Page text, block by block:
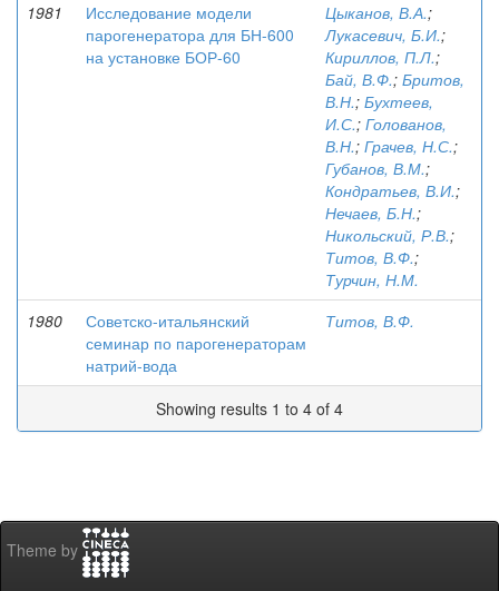
1981
Исследование модели
парогенератора для БН-600
на установке БОР-60
Цыканов, В.А.;
Лукасевич, Б.И.;
Кириллов, П.Л.;
Бай, В.Ф.; Бритов,
В.Н.; Бухтеев,
И.С.; Голованов,
В.Н.; Грачев, Н.С.;
Губанов, В.М.;
Кондратьев, В.И.;
Нечаев, Б.Н.;
Никольский, Р.В.;
Титов, В.Ф.;
Турчин, Н.М.
1980
Советско-итальянский
семинар по парогенераторам
натрий-вода
Титов, В.Ф.
Showing results 1 to 4 of 4
Theme by